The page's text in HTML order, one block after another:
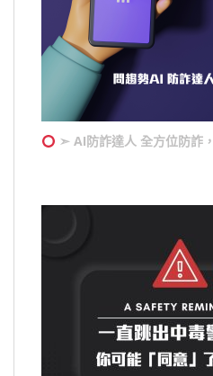
➣ AI防詐達人 全方位防詐